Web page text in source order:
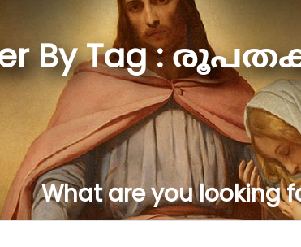
By Tag :
What are you looking